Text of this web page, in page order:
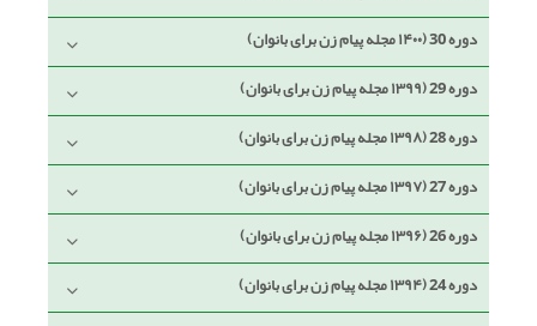
دوره 30 (۱۴۰۰ مجله پیام زن برای بانوان)
دوره 29 (۱۳۹۹ مجله پیام زن برای بانوان)
دوره 28 (۱۳۹۸ مجله پیام زن برای بانوان)
دوره 27 (۱۳۹۷ مجله پیام زن برای بانوان)
دوره 26 (۱۳۹۶ مجله پیام زن برای بانوان)
دوره 24 (۱۳۹۴ مجله پیام زن برای بانوان)